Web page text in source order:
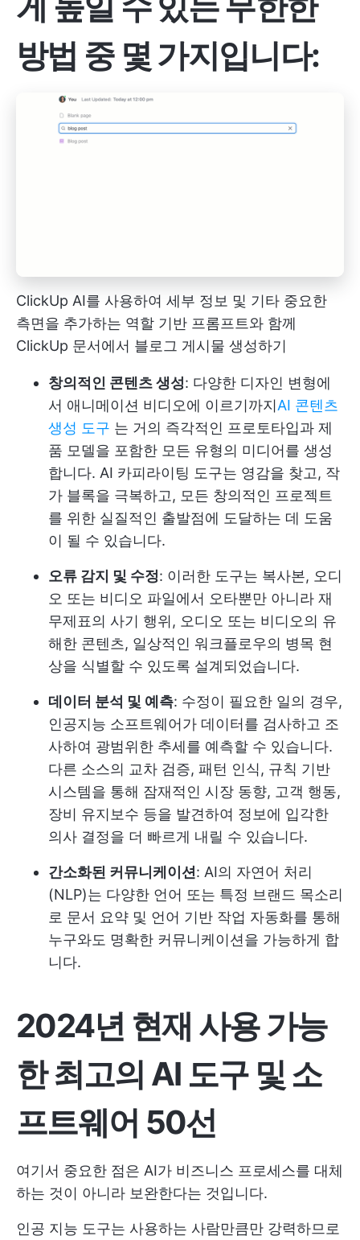
방법 중 몇 가지입니다:
ClickUp AI를 사용하여 세부 정보 및 기타 중요한
측면을 추가하는 역할 기반 프롬프트와 함께
ClickUp 문서에서 블로그 게시물 생성하기
창의적인 콘텐츠 생성: 다양한 디자인 변형에
서 애니메이션 비디오에 이르기까지AI 콘텐츠
생성 도구 는 거의 즉각적인 프로토타입과 제
품 모델을 포함한 모든 유형의 미디어를 생성
합니다. AI 카피라이팅 도구는 영감을 찾고, 작
가 블록을 극복하고, 모든 창의적인 프로젝트
를 위한 실질적인 출발점에 도달하는 데 도움
이 될 수 있습니다.
오류 감지 및 수정: 이러한 도구는 복사본, 오디
오 또는 비디오 파일에서 오타뿐만 아니라 재
무제표의 사기 행위, 오디오 또는 비디오의 유
해한 콘텐츠, 일상적인 워크플로우의 병목 현
상을 식별할 수 있도록 설계되었습니다.
데이터 분석 및 예측: 수정이 필요한 일의 경우,
인공지능 소프트웨어가 데이터를 검사하고 조
사하여 광범위한 추세를 예측할 수 있습니다.
다른 소스의 교차 검증, 패턴 인식, 규칙 기반
시스템을 통해 잠재적인 시장 동향, 고객 행동,
장비 유지보수 등을 발견하여 정보에 입각한
의사 결정을 더 빠르게 내릴 수 있습니다.
간소화된 커뮤니케이션: AI의 자연어 처리
(NLP)는 다양한 언어 또는 특정 브랜드 목소리
로 문서 요약 및 언어 기반 작업 자동화를 통해
누구와도 명확한 커뮤니케이션을 가능하게 합
니다.
2024년 현재 사용 가능
한 최고의 AI 도구 및 소
프트웨어 50선
여기서 중요한 점은 AI가 비즈니스 프로세스를 대체
하는 것이 아니라 보완한다는 것입니다.
인공 지능 도구는 사용하는 사람만큼만 강력하므로